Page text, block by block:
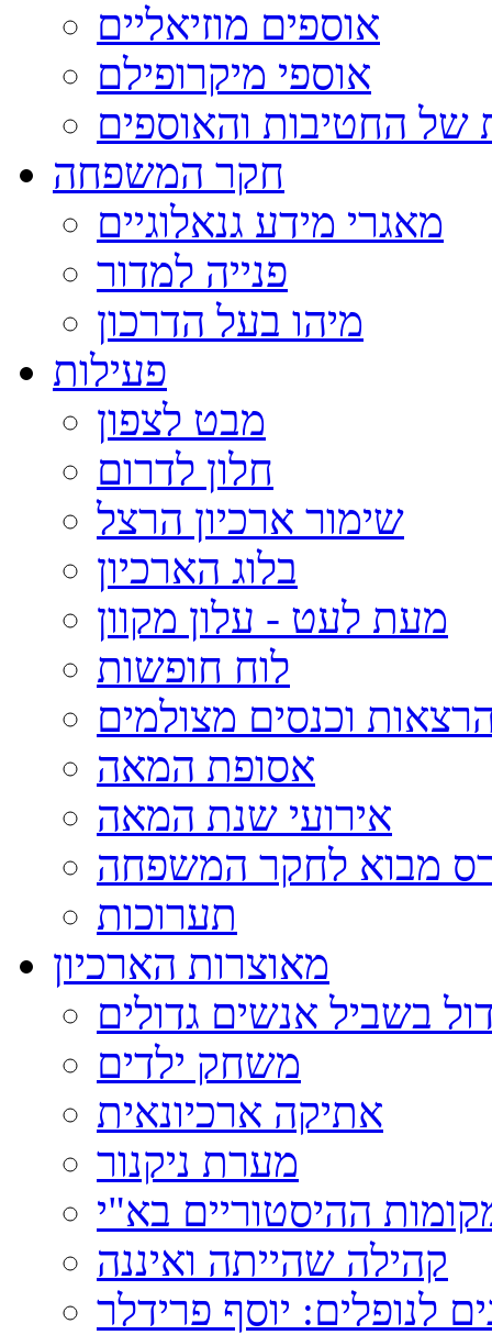
אוספים מוזיאליים
אוספי מיקרופילם
של החטיבות והאוספים
חקר המשפחה
מאגרי מידע גנאלוגיים
פנייה למדור
מיהו בעל הדרכון
פעילות
מבט לצפון
חלון לדרום
שימור ארכיון הרצל
בלוג הארכיון
מעת לעט - עלון מקוון
לוח חופשות
וכנסים מצולמים
אסופת המאה
אירועי שנת המאה
מבוא לחקר המשפחה
תערוכות
מאוצרות הארכיון
בשביל אנשים גדולים
משחק ילדים
אתיקה ארכיונאית
מערת ניקנור
ההיסטוריים בא"י
קהילה שהייתה ואיננה
לנופלים: יוסף פרידלר